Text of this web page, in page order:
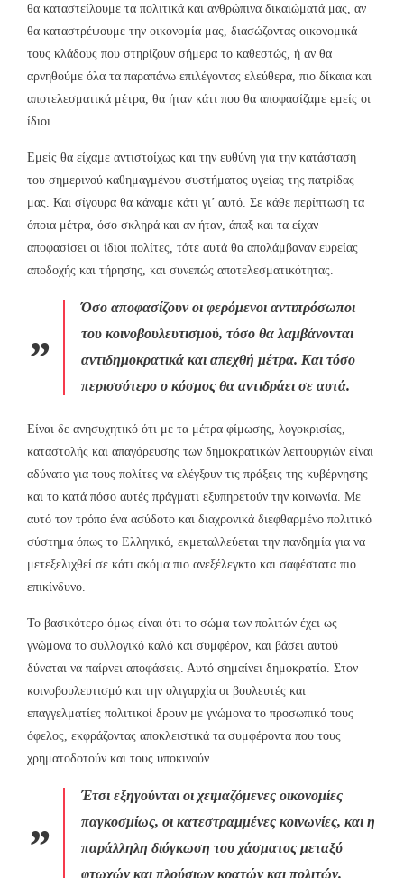
θα καταστείλουμε τα πολιτικά και ανθρώπινα δικαιώματά μας, αν
θα καταστρέψουμε την οικονομία μας, διασώζοντας οικονομικά
τους κλάδους που στηρίζουν σήμερα το καθεστώς, ή αν θα
αρνηθούμε όλα τα παραπάνω επιλέγοντας ελεύθερα, πιο δίκαια και
αποτελεσματικά μέτρα, θα ήταν κάτι που θα αποφασίζαμε εμείς οι
ίδιοι.
Εμείς θα είχαμε αντιστοίχως και την ευθύνη για την κατάσταση
του σημερινού καθημαγμένου συστήματος υγείας της πατρίδας
μας. Και σίγουρα θα κάναμε κάτι γι’ αυτό. Σε κάθε περίπτωση τα
όποια μέτρα, όσο σκληρά και αν ήταν, άπαξ και τα είχαν
αποφασίσει οι ίδιοι πολίτες, τότε αυτά θα απολάμβαναν ευρείας
αποδοχής και τήρησης, και συνεπώς αποτελεσματικότητας.
Όσο αποφασίζουν οι φερόμενοι αντιπρόσωποι
του κοινοβουλευτισμού, τόσο θα λαμβάνονται
αντιδημοκρατικά και απεχθή μέτρα. Και τόσο
περισσότερο ο κόσμος θα αντιδράει σε αυτά.
Είναι δε ανησυχητικό ότι με τα μέτρα φίμωσης, λογοκρισίας,
καταστολής και απαγόρευσης των δημοκρατικών λειτουργιών είναι
αδύνατο για τους πολίτες να ελέγξουν τις πράξεις της κυβέρνησης
και το κατά πόσο αυτές πράγματι εξυπηρετούν την κοινωνία. Με
αυτό τον τρόπο ένα ασύδοτο και διαχρονικά διεφθαρμένο πολιτικό
σύστημα όπως το Ελληνικό, εκμεταλλεύεται την πανδημία για να
μετεξελιχθεί σε κάτι ακόμα πιο ανεξέλεγκτο και σαφέστατα πιο
επικίνδυνο.
Το βασικότερο όμως είναι ότι το σώμα των πολιτών έχει ως
γνώμονα το συλλογικό καλό και συμφέρον, και βάσει αυτού
δύναται να παίρνει αποφάσεις. Αυτό σημαίνει δημοκρατία. Στον
κοινοβουλευτισμό και την ολιγαρχία οι βουλευτές και
επαγγελματίες πολιτικοί δρουν με γνώμονα το προσωπικό τους
όφελος, εκφράζοντας αποκλειστικά τα συμφέροντα που τους
χρηματοδοτούν και τους υποκινούν.
Έτσι εξηγούνται οι χειμαζόμενες οικονομίες
παγκοσμίως, οι κατεστραμμένες κοινωνίες, και η
παράλληλη διόγκωση του χάσματος μεταξύ
φτωχών και πλούσιων κρατών και πολιτών.